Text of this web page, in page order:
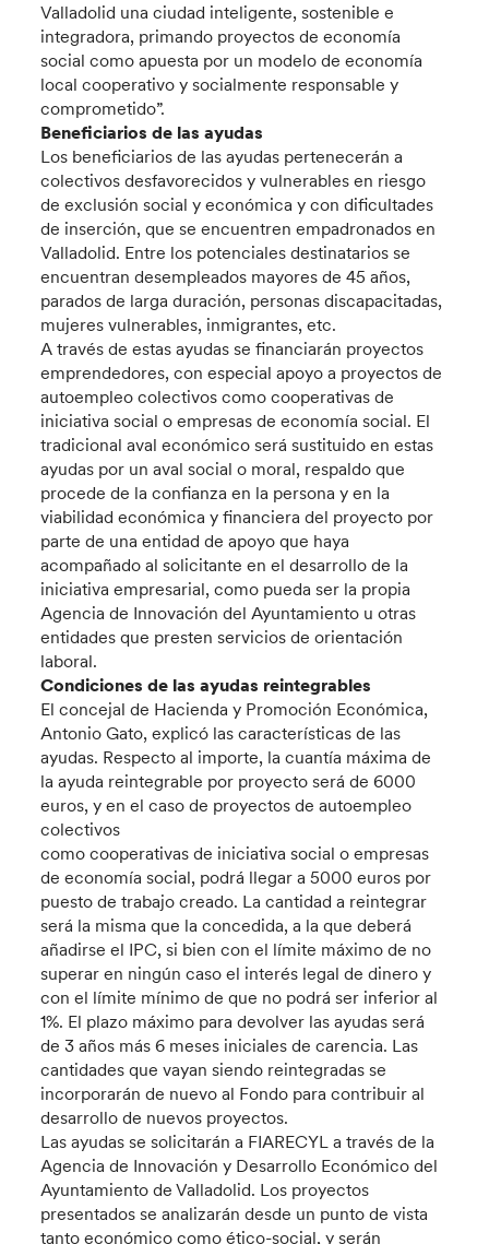
Valladolid una ciudad inteligente, sostenible e
integradora, primando proyectos de economía
social como apuesta por un modelo de economía
local cooperativo y socialmente responsable y
comprometido”.
Beneficiarios de las ayudas
Los beneficiarios de las ayudas pertenecerán a
colectivos desfavorecidos y vulnerables en riesgo
de exclusión social y económica y con dificultades
de inserción, que se encuentren empadronados en
Valladolid. Entre los potenciales destinatarios se
encuentran desempleados mayores de 45 años,
parados de larga duración, personas discapacitadas,
mujeres vulnerables, inmigrantes, etc.
A través de estas ayudas se financiarán proyectos
emprendedores, con especial apoyo a proyectos de
autoempleo colectivos como cooperativas de
iniciativa social o empresas de economía social. El
tradicional aval económico será sustituido en estas
ayudas por un aval social o moral, respaldo que
procede de la confianza en la persona y en la
viabilidad económica y financiera del proyecto por
parte de una entidad de apoyo que haya
acompañado al solicitante en el desarrollo de la
iniciativa empresarial, como pueda ser la propia
Agencia de Innovación del Ayuntamiento u otras
entidades que presten servicios de orientación
laboral.
Condiciones de las ayudas reintegrables
El concejal de Hacienda y Promoción Económica,
Antonio Gato, explicó las características de las
ayudas. Respecto al importe, la cuantía máxima de
la ayuda reintegrable por proyecto será de 6000
euros, y en el caso de proyectos de autoempleo
colectivos
como cooperativas de iniciativa social o empresas
de economía social, podrá llegar a 5000 euros por
puesto de trabajo creado. La cantidad a reintegrar
será la misma que la concedida, a la que deberá
añadirse el IPC, si bien con el límite máximo de no
superar en ningún caso el interés legal de dinero y
con el límite mínimo de que no podrá ser inferior al
1%. El plazo máximo para devolver las ayudas será
de 3 años más 6 meses iniciales de carencia. Las
cantidades que vayan siendo reintegradas se
incorporarán de nuevo al Fondo para contribuir al
desarrollo de nuevos proyectos.
Las ayudas se solicitarán a FIARECYL a través de la
Agencia de Innovación y Desarrollo Económico del
Ayuntamiento de Valladolid. Los proyectos
presentados se analizarán desde un punto de vista
tanto económico como ético-social, y serán